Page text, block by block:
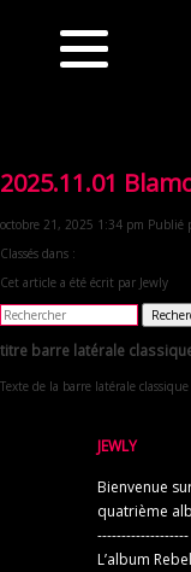
2025.11.01
octobre 21, 2025 1:34 pm Publié
Classés dans :
Cet article a été écrit par Jewly
titre barre latérale
Texte de la barre latérale classique
JEWLY
Bienvenue
quatrième
-------------------
L’album